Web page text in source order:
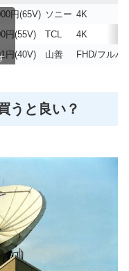
円(65V) ソニー 4K
円(55V) TCL
4K
円(40V) 山善 FHD/フルハ
うと良い？